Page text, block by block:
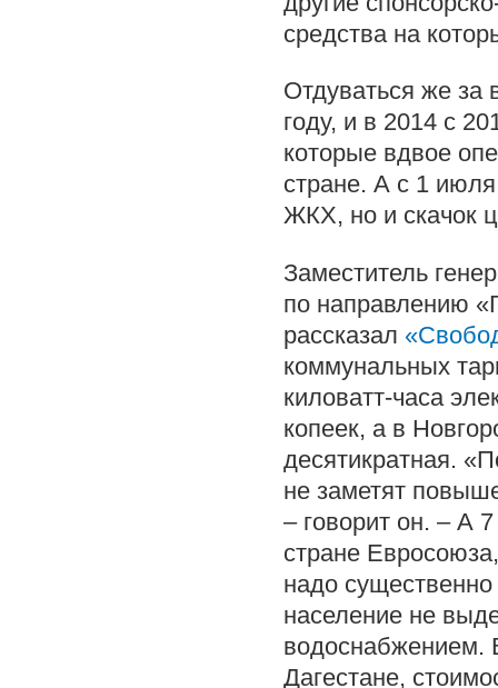
средства на
Отдуваться же за
году, и в 2014 с
которые вдвое
стране. А с 1
ЖКХ, но и скачок
Заместитель
по направлению
рассказал
коммунальных
киловатт-часа
копеек, а в
десятикратная.
не заметят
– говорит он. – А
стране
надо
население не
водоснабжением.
Дагестане,